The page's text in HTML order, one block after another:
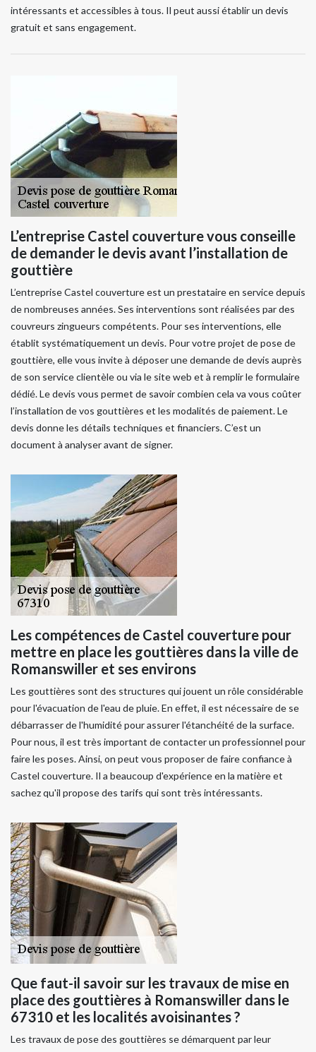
intéressants et accessibles à tous. Il peut aussi établir un devis
gratuit et sans engagement.
L’entreprise Castel couverture vous conseille
de demander le devis avant l’installation de
gouttière
L’entreprise Castel couverture est un prestataire en service depuis
de nombreuses années. Ses interventions sont réalisées par des
couvreurs zingueurs compétents. Pour ses interventions, elle
établit systématiquement un devis. Pour votre projet de pose de
gouttière, elle vous invite à déposer une demande de devis auprès
de son service clientèle ou via le site web et à remplir le formulaire
dédié. Le devis vous permet de savoir combien cela va vous coûter
l’installation de vos gouttières et les modalités de paiement. Le
devis donne les détails techniques et financiers. C’est un
document à analyser avant de signer.
Les compétences de Castel couverture pour
mettre en place les gouttières dans la ville de
Romanswiller et ses environs
Les gouttières sont des structures qui jouent un rôle considérable
pour l'évacuation de l'eau de pluie. En effet, il est nécessaire de se
débarrasser de l'humidité pour assurer l'étanchéité de la surface.
Pour nous, il est très important de contacter un professionnel pour
faire les poses. Ainsi, on peut vous proposer de faire confiance à
Castel couverture. Il a beaucoup d'expérience en la matière et
sachez qu'il propose des tarifs qui sont très intéressants.
Que faut-il savoir sur les travaux de mise en
place des gouttières à Romanswiller dans le
67310 et les localités avoisinantes ?
Les travaux de pose des gouttières se démarquent par leur